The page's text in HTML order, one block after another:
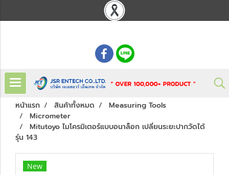
หน้าแรก สินค้าทั้งหมด
Measuring Tools
Micrometer
Mitutoyo ไมโครมิเตอร์แบบอนาล็อก เปลี่ยนระยะปากวัดได้
รุ่น 143
New